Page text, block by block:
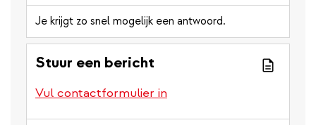
Je krijgt zo snel mogelijk een antwoord.
Stuur een bericht
Vul contactformulier in